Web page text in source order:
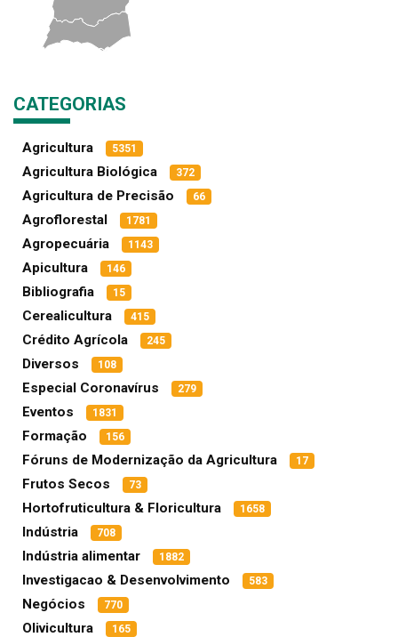
CATEGORIAS
Agricultura 5351
Agricultura Biológica 372
Agricultura de Precisão 66
Agroflorestal 1781
Agropecuária 1143
Apicultura 146
Bibliografia 15
Cerealicultura 415
Crédito Agrícola 245
Diversos 108
Especial Coronavírus 279
Eventos 1831
Formação 156
Fóruns de Modernização da Agricultura 17
Frutos Secos 73
Hortofruticultura & Floricultura 1658
Indústria 708
Indústria alimentar 1882
Investigacao & Desenvolvimento 583
Negócios 770
Olivicultura 165